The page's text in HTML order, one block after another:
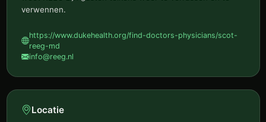
verwennen.
https://www.dukehealth.org/find-doctors-physicians/scot-
reeg-md
info@reeg.nl
Locatie